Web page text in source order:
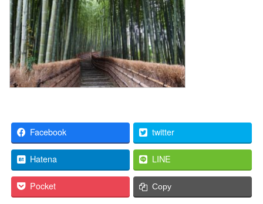
Facebook twitter
Hatena LINE
Pocket Copy